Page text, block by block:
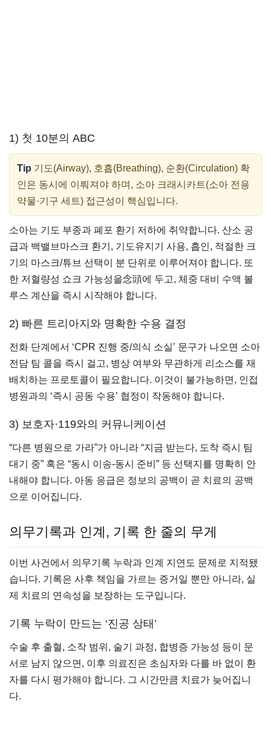
1) 첫 10분의 ABC
Tip 기도(Airway), 호흡(Breathing), 순환(Circulation) 확
인은 동시에 이뤄져야 하며, 소아 크래시카트(소아 전용
약물·기구 세트) 접근성이 핵심입니다.
소아는 기도 부종과 폐포 환기 저하에 취약합니다. 산소 공
급과 백밸브마스크 환기, 기도유지기 사용, 흡인, 적절한 크
기의 마스크/튜브 선택이 분 단위로 이루어져야 합니다. 또
한 저혈량성 쇼크 가능성을念頭에 두고, 체중 대비 수액 볼
루스 계산을 즉시 시작해야 합니다.
2) 빠른 트리아지와 명확한 수용 결정
전화 단계에서 ‘CPR 진행 중/의식 소실’ 문구가 나오면 소아
전담 팀 콜을 즉시 걸고, 병상 여부와 무관하게 리소스를 재
배치하는 프로토콜이 필요합니다. 이것이 불가능하면, 인접
병원과의 ‘즉시 공동 수용’ 협정이 작동해야 합니다.
3) 보호자·119와의 커뮤니케이션
“다른 병원으로 가라”가 아니라 “지금 받는다, 도착 즉시 팀
대기 중” 혹은 “동시 이송-동시 준비” 등 선택지를 명확히 안
내해야 합니다. 아동 응급은 정보의 공백이 곧 치료의 공백
으로 이어집니다.
의무기록과 인계, 기록 한 줄의 무게
이번 사건에서 의무기록 누락과 인계 지연도 문제로 지적됐
습니다. 기록은 사후 책임을 가르는 증거일 뿐만 아니라, 실
제 치료의 연속성을 보장하는 도구입니다.
기록 누락이 만드는 ‘진공 상태’
수술 후 출혈, 소작 범위, 술기 과정, 합병증 가능성 등이 문
서로 남지 않으면, 이후 의료진은 초심자와 다를 바 없이 환
자를 다시 평가해야 합니다. 그 시간만큼 치료가 늦어집니
다.